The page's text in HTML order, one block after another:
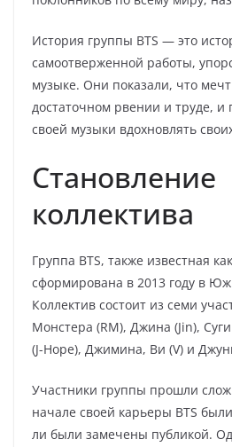
История группы BTS — это
самоотверженной работы,
музыке. Они показали, что
достаточном рвении и труде,
своей музыки вдохновлять
Становление
коллектива
Группа BTS, также известная
сформирована в 2013 году в
Коллектив состоит из семи
Монстера (RM), Джина (Jin),
(J-Hope), Джимина, Ви (V) и
Участники группы прошли
начале своей карьеры BTS
ли были замечены публикой.